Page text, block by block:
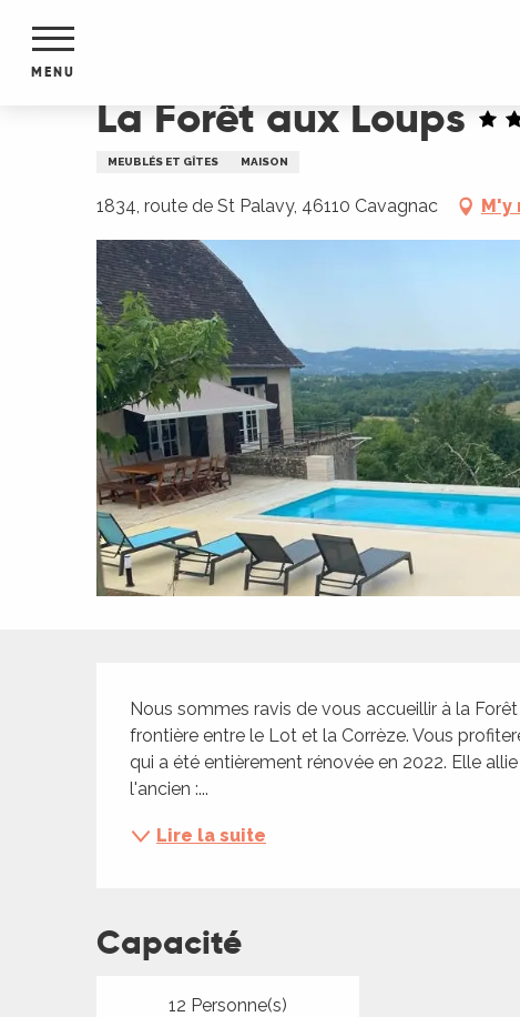
contenu
MENU
La Forêt aux Loups
MEUBLÉS ET GÎTES MAISON
1834, route de St Palavy, 46110 Cavagnac M'y
Description
Nous sommes ravis de vous accueillir à la
frontière entre le Lot et la Corrèze. Vous
qui a été entièrement rénovée en 2022. Elle
l'ancien :...
Lire la suite
Capacité
12 Personne(s)